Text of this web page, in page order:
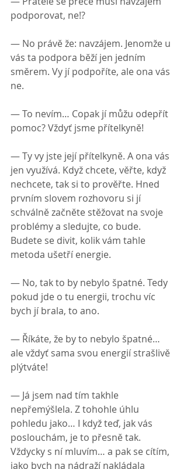
podporovat, ne!?
— No právě že: navzájem. Jenomže u
vás ta podpora běží jen jedním
směrem. Vy jí podpoříte, ale ona vás
ne.
— To nevím… Copak jí můžu odepřít
pomoc? Vždyť jsme přítelkyně!
— Ty vy jste její přítelkyně. A ona vás
jen využívá. Když chcete, věřte, když
nechcete, tak si to prověřte. Hned
prvním slovem rozhovoru si jí
schválně začněte stěžovat na svoje
problémy a sledujte, co bude.
Budete se divit, kolik vám tahle
metoda ušetří energie.
— No, tak to by nebylo špatné. Tedy
pokud jde o tu energii, trochu víc
bych jí brala, to ano.
— Říkáte, že by to nebylo špatné…
ale vždyť sama svou energií strašlivě
plýtváte!
— Já jsem nad tím takhle
nepřemýšlela. Z tohohle úhlu
pohledu jako… I když teď, jak vás
poslouchám, je to přesně tak.
Vždycky s ní mluvím… a pak se cítím,
jako bych na nádraží nakládala